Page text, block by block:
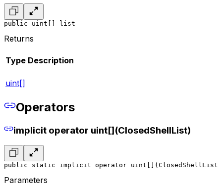
public uint[] list
Returns
Type Description
uint[]
Operators
implicit operator uint[](ClosedShellList)
public static implicit operator uint[](ClosedShellList
Parameters